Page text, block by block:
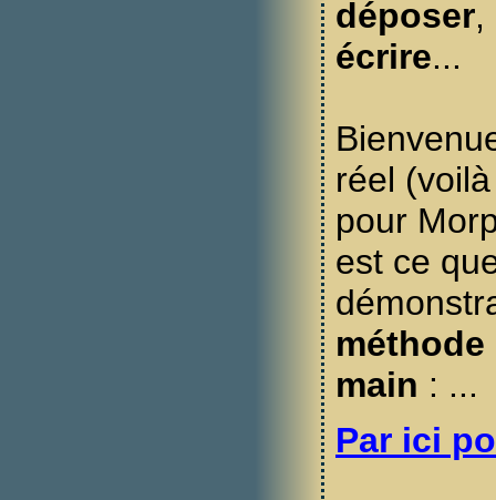
déposer,
écrire...
réel
pour
est ce
méthode
main : ...
Par ici